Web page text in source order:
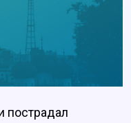
пострадал